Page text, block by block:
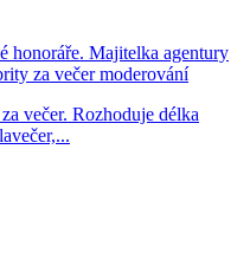
honoráře. Majitelka agentury
za večer moderování
večer. Rozhoduje délka